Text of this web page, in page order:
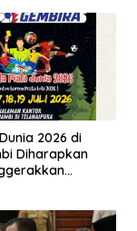
2026 di
Diharapkan